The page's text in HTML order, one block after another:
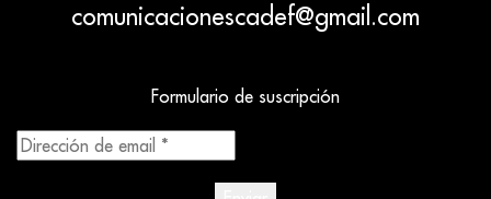
comunicacionescadef@gmail.com
Formulario de suscripción
email